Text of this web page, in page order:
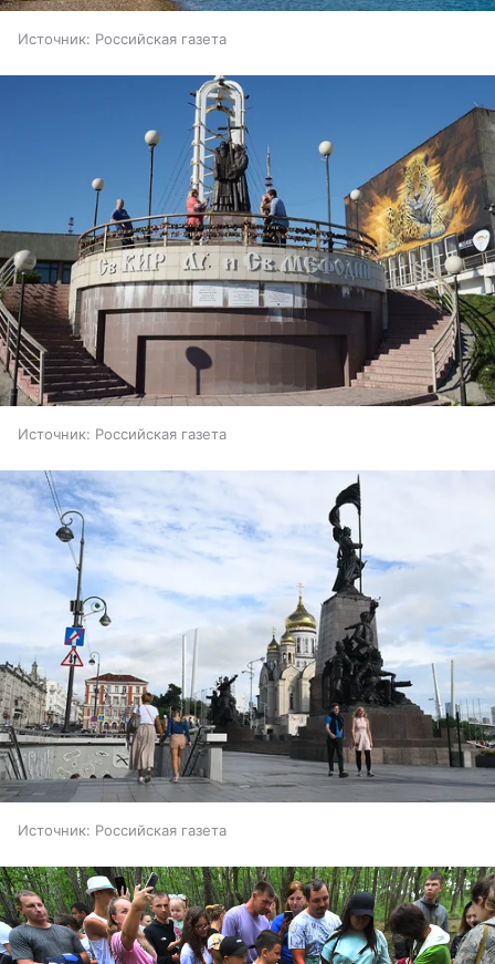
Источник: Российская газета
Источник: Российская газета
Источник: Российская газета